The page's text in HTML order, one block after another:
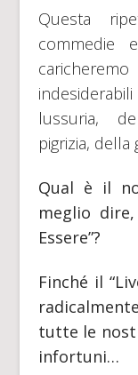
Questa
commedie
lussuria,
pigrizia, della
Qual è il
meglio
Essere”?
Finché il
tutte le
infortuni…